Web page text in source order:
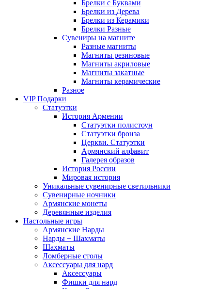
Брелки с Буквами
Брелки из Дерева
Брелки из Керамики
Брелки Разные
Сувениры на магните
Разные магниты
Магниты резиновые
Магниты акриловые
Магниты закатные
Магниты керамические
Разное
VIP Подарки
Статуэтки
История Армении
Статуэтки полистоун
Статуэтки бронза
Церкви. Статуэтки
Армянский алфавит
Галерея образов
История России
Мировая история
Уникальные сувенирные светильники
Сувенирные ночники
Армянские монеты
Деревянные изделия
Настольные игры
Армянские Нарды
Нарды + Шахматы
Шахматы
Ломберные столы
Аксессуары для нард
Аксессуары
Фишки для нард